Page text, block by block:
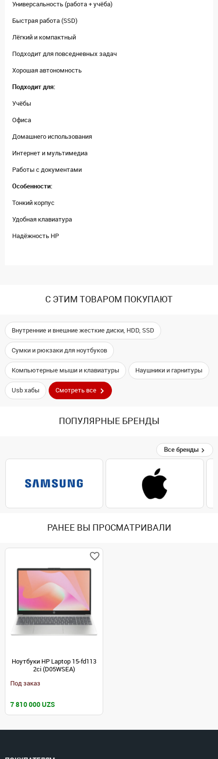
Универсальность (работа + учёба)
Быстрая работа (SSD)
Лёгкий и компактный
Подходит для повседневных задач
Хорошая автономность
Подходит для:
Учёбы
Офиса
Домашнего использования
Интернет и мультимедиа
Работы с документами
Особенности:
Тонкий корпус
Удобная клавиатура
Надёжность HP
С ЭТИМ ТОВАРОМ ПОКУПАЮТ
Внутренние и внешние жесткие диски, HDD, SSD
Сумки и рюкзаки для ноутбуков
Компьютерные мыши и клавиатуры Наушники и гарнитуры
Usb хабы Смотреть все
ПОПУЛЯРНЫЕ БРЕНДЫ
Все бренды
РАНЕЕ ВЫ ПРОСМАТРИВАЛИ
Ноутбуки HP Laptop 15-fd113
2ci (D05WSEA)
Под заказ
7 810 000 UZS